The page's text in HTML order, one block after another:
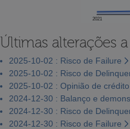
2021
Últimas alterações
2025-10-02 : Risco de Failure
2025-10-02 : Risco de
2025-10-02 : Opinião de crédito
2024-12-30 : Balanço e
2024-12-30 : Risco de
2024-12-30 : Risco de Failure